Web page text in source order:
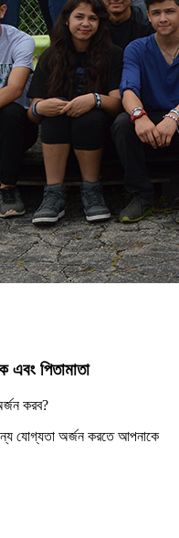
পিতামাতা
করব?
যোগ্যতা অর্জন করতে আপনাকে